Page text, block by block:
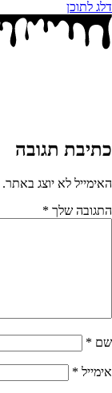
דלג לתוכן
כתיבת תגובה
האימייל לא יוצג באתר.
התגובה שלך *
שם *
אימייל *